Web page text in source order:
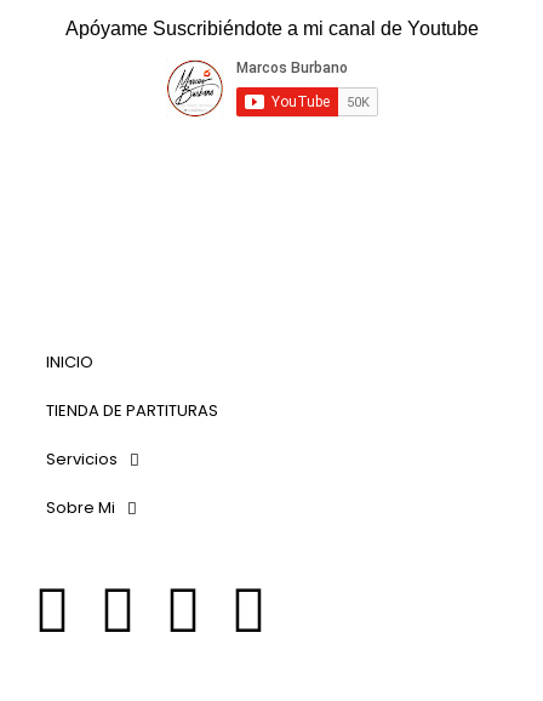
Apóyame Suscribiéndote a mi canal de Youtube
INICIO
TIENDA DE PARTITURAS
Servicios
Sobre Mi